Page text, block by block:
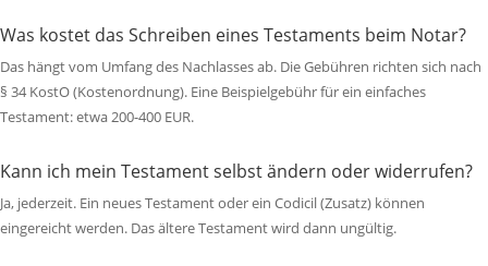
Was kostet das Schreiben eines Testaments beim Notar?
Das hängt vom Umfang des Nachlasses ab. Die Gebühren richten sich nach
§ 34 KostO (Kostenordnung). Eine Beispielgebühr für ein einfaches
Testament: etwa 200-400 EUR.
Kann ich mein Testament selbst ändern oder widerrufen?
Ja, jederzeit. Ein neues Testament oder ein Codicil (Zusatz) können
eingereicht werden. Das ältere Testament wird dann ungültig.